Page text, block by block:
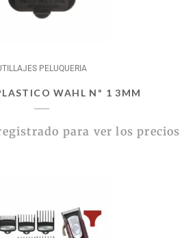
PELUQUERIA
WAHL Nº 1 3MM
para ver los precios